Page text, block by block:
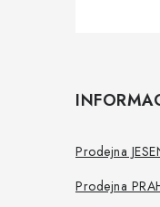
Prodejna
Prodejna